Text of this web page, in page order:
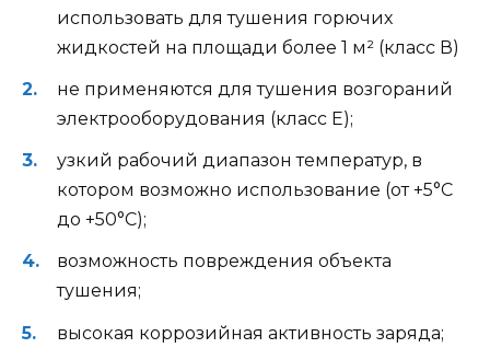
использовать для тушения горючих
жидкостей на площади более 1 м² (класс В)
не применяются для тушения возгораний
электрооборудования (класс Е);
узкий рабочий диапазон температур, в
котором возможно использование (от +5°С
до +50°С);
возможность повреждения объекта
тушения;
высокая коррозийная активность заряда;